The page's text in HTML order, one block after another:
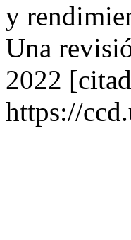
y
Una
2022
https://